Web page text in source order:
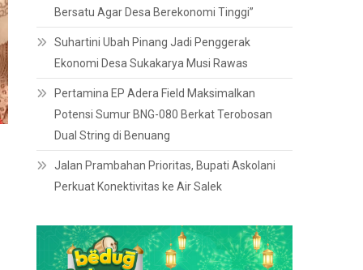
Bersatu Agar Desa Berekonomi Tinggi”
Suhartini Ubah Pinang Jadi Penggerak
Ekonomi Desa Sukakarya Musi Rawas
Pertamina EP Adera Field Maksimalkan
Potensi Sumur BNG-080 Berkat Terobosan
Dual String di Benuang
Jalan Prambahan Prioritas, Bupati Askolani
Perkuat Konektivitas ke Air Salek